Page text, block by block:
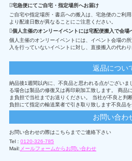
宅急便にてご自宅・指定場所へお届け
ご自宅や指定場所・書店への搬入は、宅急便のご利
より配達日数が異なることにご注意ください。
個人主催のオンリーイベントには宅配便搬入で会場
個人主催のオンリーイベントには、イベント会場の
入を行っていないイベントに対し、直接搬入の代わり
返品につい
納品後1週間以内に、不良品と思われる点がござい
る場合は製品の修復又は再印刷加工致します。 商品
ま負担で当社までお送りください。 当社が不良と判
負担にて指定の輸送業者で引き取り致します不良品を
お問い合わ
お問い合わせの際はこちらまでご連絡下さい
Tel : 0120-326-785
Mail: メールフォームからお問い合わせ